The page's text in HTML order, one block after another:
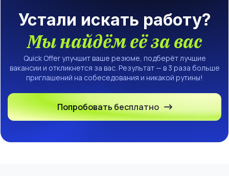
Устали искать работу?
Мы найдём её за вас
Quick Offer улучшит ваше резюме, подберёт лучшие
вакансии и откликнется за вас. Результат — в 3 раза больше
приглашений на собеседования и никакой рутины!
Попробовать бесплатно